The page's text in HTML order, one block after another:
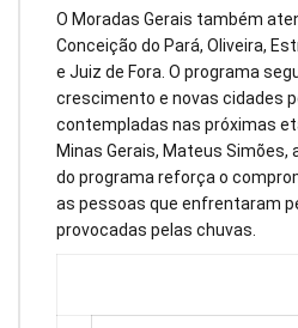
O Moradas Gerais também
Conceição do Pará, Oliveira,
e Juiz de Fora. O programa
crescimento e novas cidades
contempladas nas próximas
Minas Gerais, Mateus Simões,
do programa reforça o
as pessoas que enfrentaram
provocadas pelas chuvas.